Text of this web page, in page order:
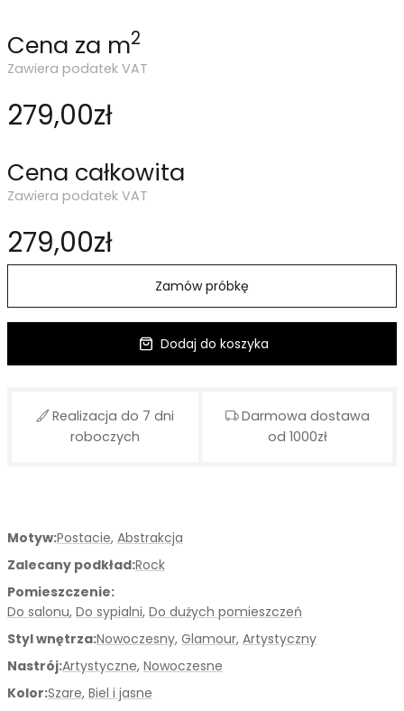
Motyw:Postacie, Abstrakcja
Zalecany podkład:Rock
Pomieszczenie:
Do salonu, Do sypialni, Do dużych pomieszczeń
Styl wnętrza:Nowoczesny, Glamour, Artystyczny
Nastrój:Artystyczne, Nowoczesne
Kolor:Szare, Biel i jasne
Cena za m2
Zawiera podatek VAT
279,00zł
Cena całkowita
Zawiera podatek VAT
279,00zł
Zamów próbkę
Dodaj do koszyka
Realizacja do 7 dni
roboczych
Darmowa dostawa
od 1000zł